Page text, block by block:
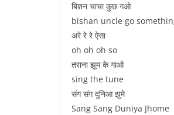
बिशन चाचा कुछ गओ
bishan uncle go
अरे रे रे ऐसा
oh oh oh so
तराना झूम के गाओ
sing the tune
संग संग दुनिआ झुमे
Sang Sang Duniya Jhome